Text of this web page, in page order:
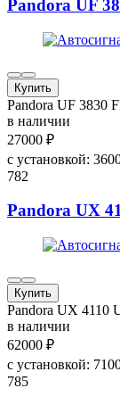
Pandora UF
Купить
Pandora UF 3830
в наличии
27000 ₽
с установкой:
782
Pandora UX
Купить
Pandora UX 4110
в наличии
62000 ₽
с установкой:
785